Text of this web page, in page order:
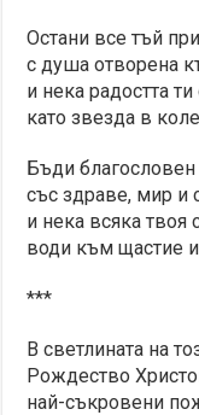
Остани все тъй
с душа отворена
и нека радостта
като звезда в
Бъди
със здраве, мир и
и нека всяка твоя
води към щастие
***
В светлината на
Рождество
най-съкровени